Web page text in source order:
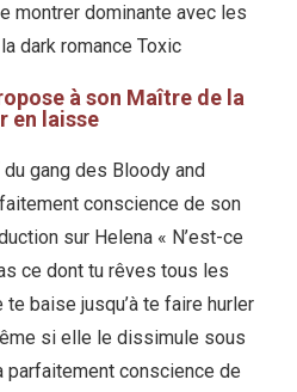
montrer dominante avec les
dark romance Toxic
à son Maître de la
en laisse
gang des Bloody and
conscience de son
sur Helena « N’est-ce
ce dont tu rêves tous les
baise jusqu’à te faire hurler
si elle le dissimule sous
parfaitement conscience de